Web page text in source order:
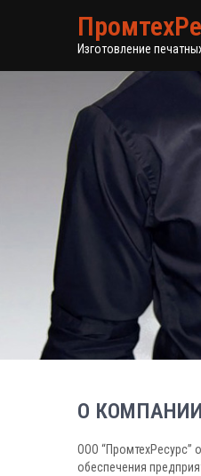
Изготовление
О КОМПАНИИ
ООО “ПромтехРесурс”
обеспечения